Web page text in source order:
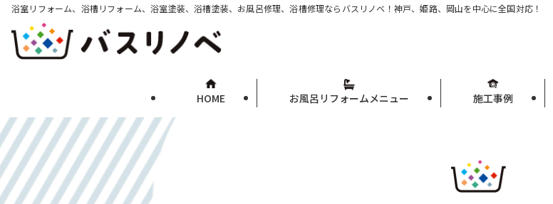
浴室リフォーム、浴槽リフォーム、浴室塗装、浴槽塗装、お風呂修理、浴槽修理ならバスリノベ！神戸、姫路、岡山を中心に全国対応！
HOME お風呂リフォームメニュー 施工事例